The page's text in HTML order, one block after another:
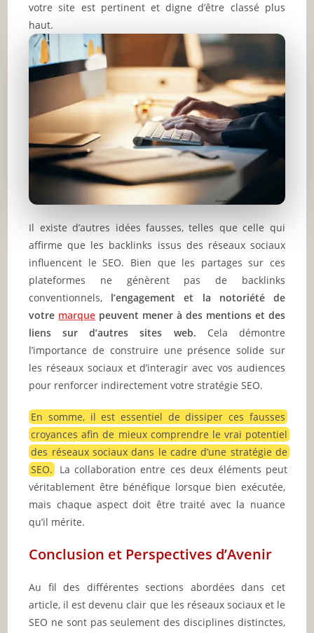
votre site est pertinent et digne d’être classé plus
haut.
Il existe d’autres idées fausses, telles que celle qui
affirme que les backlinks issus des réseaux sociaux
influencent le SEO. Bien que les partages sur ces
plateformes ne génèrent pas de backlinks
conventionnels, l’engagement et la notoriété de
votre marque peuvent mener à des mentions et des
liens sur d’autres sites web. Cela démontre
l’importance de construire une présence solide sur
les réseaux sociaux et d’interagir avec vos audiences
pour renforcer indirectement votre stratégie SEO.
En somme, il est essentiel de dissiper ces fausses
croyances afin de mieux comprendre le vrai potentiel
des réseaux sociaux dans le cadre d’une stratégie de
SEO.
La collaboration entre ces deux éléments peut
véritablement être bénéfique lorsque bien exécutée,
mais chaque aspect doit être traité avec la nuance
qu’il mérite.
Conclusion et Perspectives d’Avenir
Au fil des différentes sections abordées dans cet
article, il est devenu clair que les réseaux sociaux et le
SEO ne sont pas seulement des disciplines distinctes,